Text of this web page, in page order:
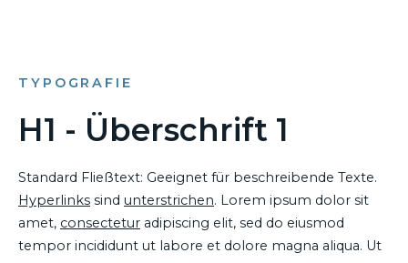
TYPOGRAFIE
H1 - Überschrift 1
Standard Fließtext: Geeignet für beschreibende Texte.
Hyperlinks sind unterstrichen. Lorem ipsum dolor sit
amet, consectetur adipiscing elit, sed do eiusmod
tempor incididunt ut labore et dolore magna aliqua. Ut